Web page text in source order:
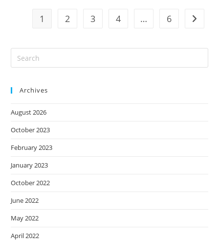
1 2 3 4 … 6 Go to
Archives
August 2026
October 2023
February 2023
January 2023
October 2022
June 2022
May 2022
April 2022